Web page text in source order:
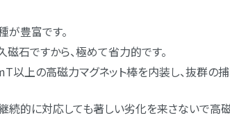
が豊富です。
石ですから、極めて省力的です。
上の高磁力マグネット棒を内装し、抜群の
的に対応しても著しい劣化を来さないで高